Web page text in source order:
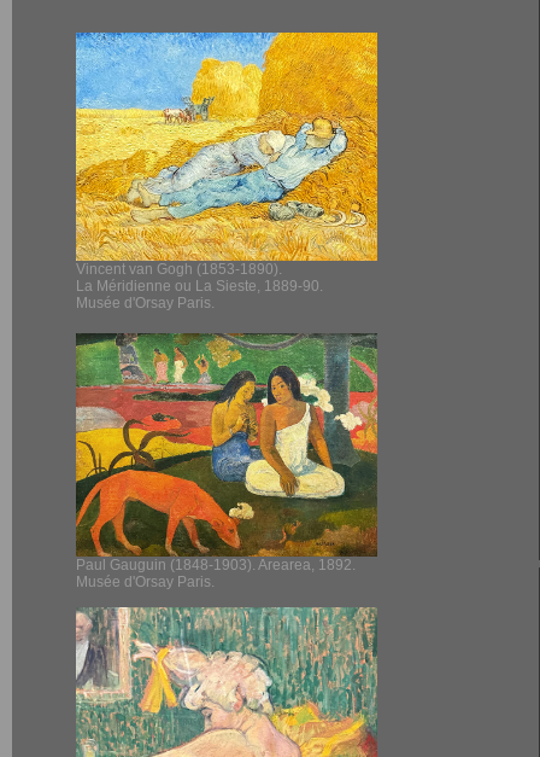
Vincent van Gogh (1853-1890).
La Méridienne ou La Sieste, 1889-90.
Musée d'Orsay Paris.
Paul Gauguin (1848-1903). Arearea, 1892.
Musée d'Orsay Paris.